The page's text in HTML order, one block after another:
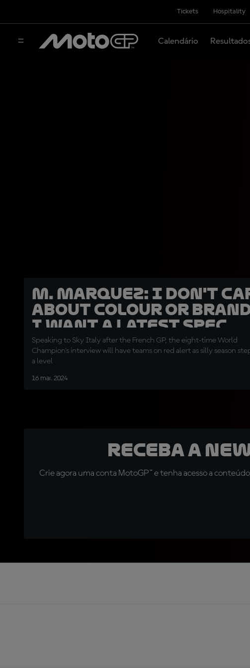
Tickets Hospitality
Calendário
M. Marquez: I don't
about colour or
I want a latest spec
bike
Speaking to Sky Italy after the French GP, the eight-time World
Champion's interview will have teams on red alert as silly season
a level
16 mai. 2024
Receba a
Crie agora uma conta MotoGP™ e tenha acesso a